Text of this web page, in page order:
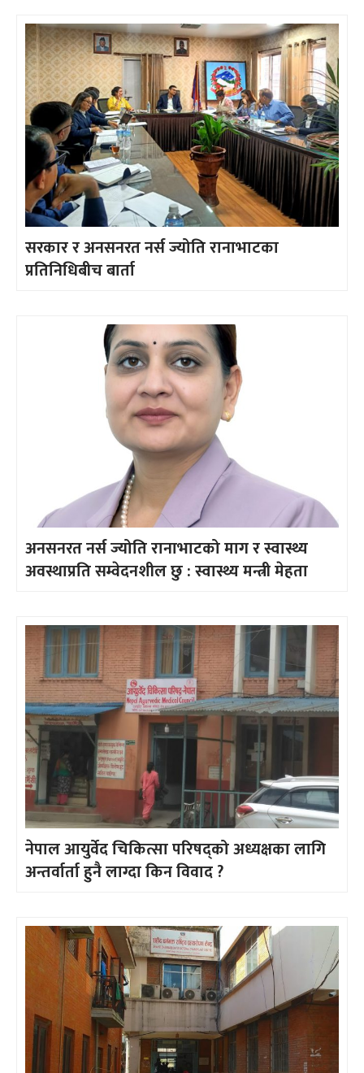
सरकार र अनसनरत नर्स ज्योति रानाभाटका
प्रतिनिधिबीच बार्ता
अनसनरत नर्स ज्योति रानाभाटको माग र स्वास्थ्य
अवस्थाप्रति सम्वेदनशील छु : स्वास्थ्य मन्त्री मेहता
नेपाल आयुर्वेद चिकित्सा परिषद्को अध्यक्षका लागि
अन्तर्वार्ता हुनै लाग्दा किन विवाद ?